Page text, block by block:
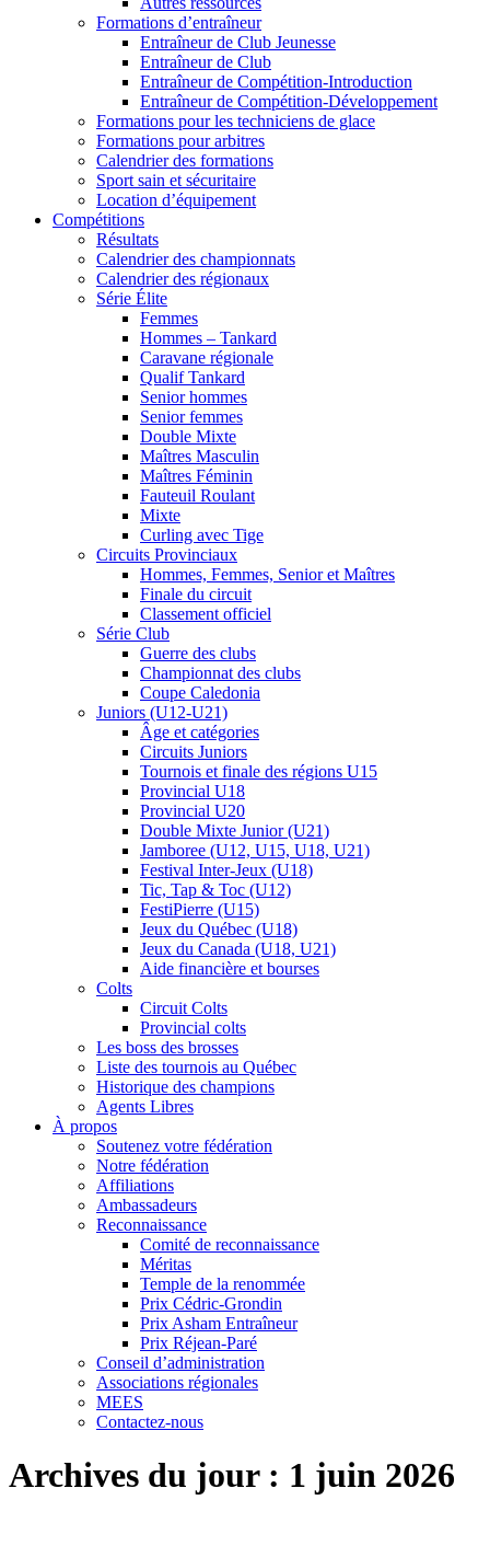
Formations d’entraîneur
Entraîneur de Club Jeunesse
Entraîneur de Club
Entraîneur de Compétition-Introduction
Entraîneur de Compétition-Développement
Formations pour les techniciens de glace
Formations pour arbitres
Calendrier des formations
Sport sain et sécuritaire
Location d’équipement
Compétitions
Résultats
Calendrier des championnats
Calendrier des régionaux
Série Élite
Femmes
Hommes – Tankard
Caravane régionale
Qualif Tankard
Senior hommes
Senior femmes
Double Mixte
Maîtres Masculin
Maîtres Féminin
Fauteuil Roulant
Mixte
Curling avec Tige
Circuits Provinciaux
Hommes, Femmes, Senior et Maîtres
Finale du circuit
Classement officiel
Série Club
Guerre des clubs
Championnat des clubs
Coupe Caledonia
Juniors (U12-U21)
Âge et catégories
Circuits Juniors
Tournois et finale des régions U15
Provincial U18
Provincial U20
Double Mixte Junior (U21)
Jamboree (U12, U15, U18, U21)
Festival Inter-Jeux (U18)
Tic, Tap & Toc (U12)
FestiPierre (U15)
Jeux du Québec (U18)
Jeux du Canada (U18, U21)
Aide financière et bourses
Colts
Circuit Colts
Provincial colts
Les boss des brosses
Liste des tournois au Québec
Historique des champions
Agents Libres
À propos
Soutenez votre fédération
Notre fédération
Affiliations
Ambassadeurs
Reconnaissance
Comité de reconnaissance
Méritas
Temple de la renommée
Prix Cédric-Grondin
Prix Asham Entraîneur
Prix Réjean-Paré
Conseil d’administration
Associations régionales
MEES
Contactez-nous
Archives du jour : 1 juin 2026